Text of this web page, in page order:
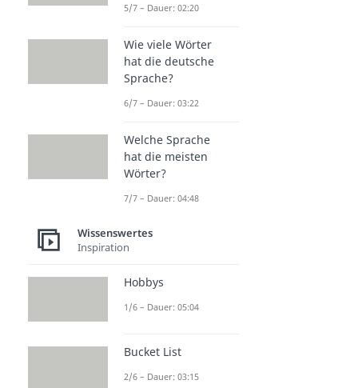
5/7 – Dauer: 02:20
Wie viele Wörter
hat die deutsche
Sprache?
6/7 – Dauer: 03:22
Welche Sprache
hat die meisten
Wörter?
7/7 – Dauer: 04:48
Wissenswertes
Inspiration
Hobbys
1/6 – Dauer: 05:04
Bucket List
2/6 – Dauer: 03:15